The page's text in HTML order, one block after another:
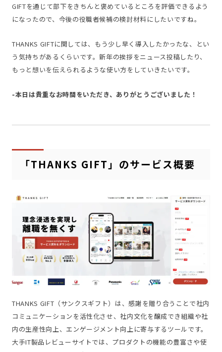
GIFTを通じて部下をきちんと褒めているところを評価できるよう
になったので、今後の役職者候補の検討材料にしたいですね。
THANKS GIFTに関しては、もう少し早く導入したかったな、とい
う気持ちがあるくらいです。新年の挨拶をニュース投稿したり、
もっと想いを伝えられるような使い方をしていきたいです。
-本日は貴重なお時間をいただき、ありがとうございました！
「THANKS GIFT」のサービス概要
THANKS GIFT（サンクスギフト）は、感謝を贈り合うことで社内
コミュニケーションを活性化させ、社内文化を醸成でき組織や社
内の生産性向上、エンゲージメント向上に寄与するツールです。
大手IT製品レビューサイトでは、プロダクトの機能の豊富さや使